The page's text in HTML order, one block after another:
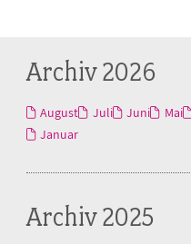
Archiv 2026
August Juli Juni Mai
Januar
Archiv 2025